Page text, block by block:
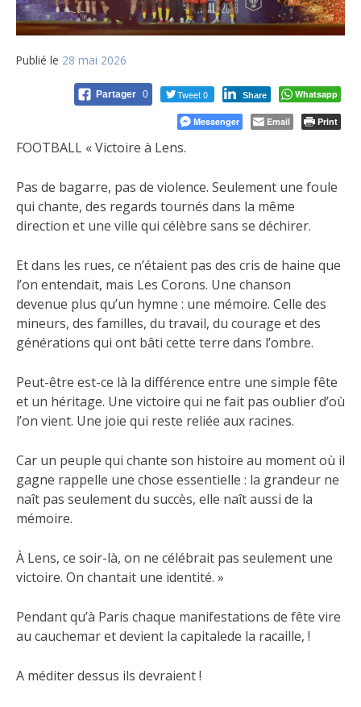
Publié le 28 mai 2026
Partager 0 Tweet 0 Share Whatsapp
Messenger Email Print
FOOTBALL « Victoire à Lens.
Pas de bagarre, pas de violence. Seulement une foule
qui chante, des regards tournés dans la même
direction et une ville qui célèbre sans se déchirer.
Et dans les rues, ce n’étaient pas des cris de haine que
l’on entendait, mais Les Corons. Une chanson
devenue plus qu’un hymne : une mémoire. Celle des
mineurs, des familles, du travail, du courage et des
générations qui ont bâti cette terre dans l’ombre.
Peut-être est-ce là la différence entre une simple fête
et un héritage. Une victoire qui ne fait pas oublier d’où
l’on vient. Une joie qui reste reliée aux racines.
Car un peuple qui chante son histoire au moment où il
gagne rappelle une chose essentielle : la grandeur ne
naît pas seulement du succès, elle naît aussi de la
mémoire.
À Lens, ce soir-là, on ne célébrait pas seulement une
victoire. On chantait une identité. »
Pendant qu’à Paris chaque manifestations de fête vire
au cauchemar et devient la capitalede la racaille, !
A méditer dessus ils devraient !